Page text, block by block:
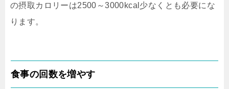
の摂取カロリーは2500～3000kcal少なくとも必要にな
ります。
食事の回数を増やす